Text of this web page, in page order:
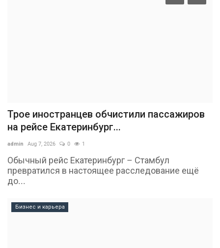
Трое иностранцев обчистили пассажиров
на рейсе Екатеринбург...
admin Aug 7, 2026 0 1
Обычный рейс Екатеринбург – Стамбул
превратился в настоящее расследование ещё
до...
Бизнес и карьера